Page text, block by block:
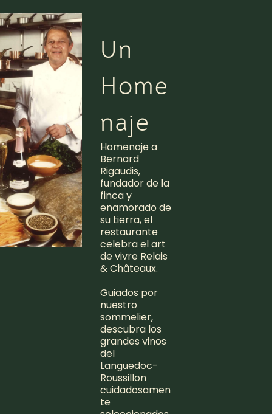
Un
Home
naje
Homenaje a
Bernard
Rigaudis,
fundador de la
finca y
enamorado de
su tierra, el
restaurante
celebra el art
de vivre Relais
& Châteaux.
Guiados por
nuestro
sommelier,
descubra los
grandes vinos
del
Languedoc-
Roussillon
cuidadosamen
te